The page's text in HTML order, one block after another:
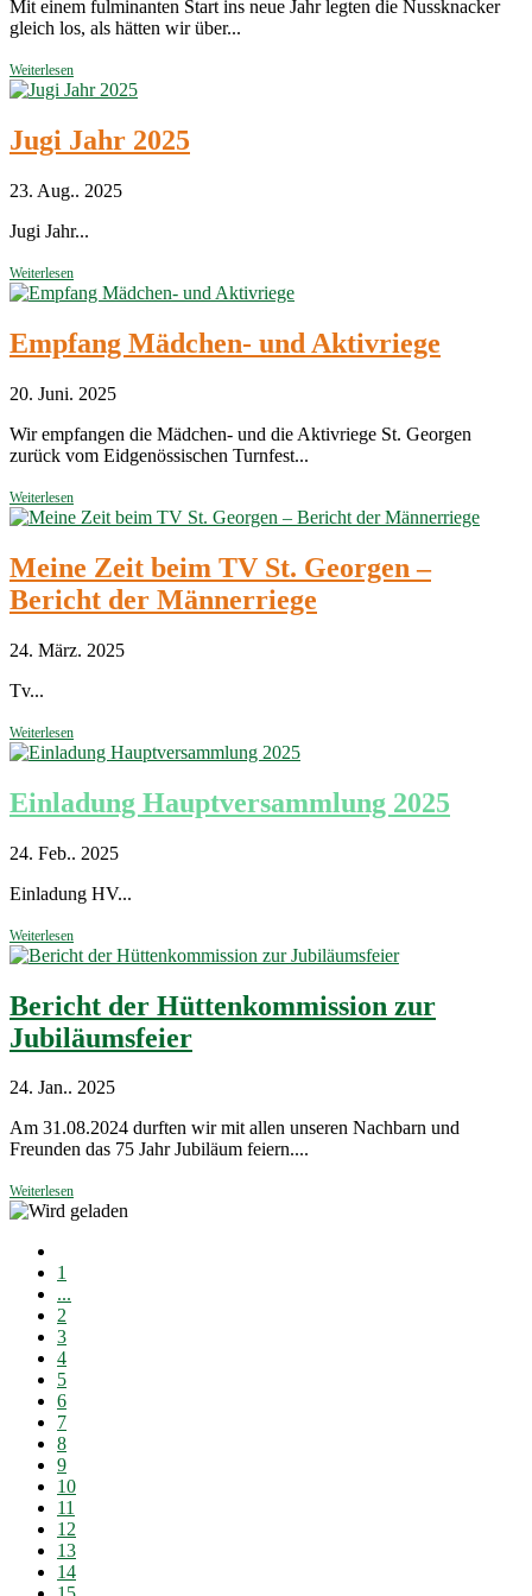
Mit einem fulminanten Start ins neue Jahr legten die Nussknacker
gleich los, als hätten wir über...
Weiterlesen
Jugi Jahr 2025
23. Aug.. 2025
Jugi Jahr...
Weiterlesen
Empfang Mädchen- und Aktivriege
20. Juni. 2025
Wir empfangen die Mädchen- und die Aktivriege St. Georgen
zurück vom Eidgenössischen Turnfest...
Weiterlesen
Meine Zeit beim TV St. Georgen –
Bericht der Männerriege
24. März. 2025
Tv...
Weiterlesen
Einladung Hauptversammlung 2025
24. Feb.. 2025
Einladung HV...
Weiterlesen
Bericht der Hüttenkommission zur
Jubiläumsfeier
24. Jan.. 2025
Am 31.08.2024 durften wir mit allen unseren Nachbarn und
Freunden das 75 Jahr Jubiläum feiern....
Weiterlesen
1
...
2
3
4
5
6
7
8
9
10
11
12
13
14